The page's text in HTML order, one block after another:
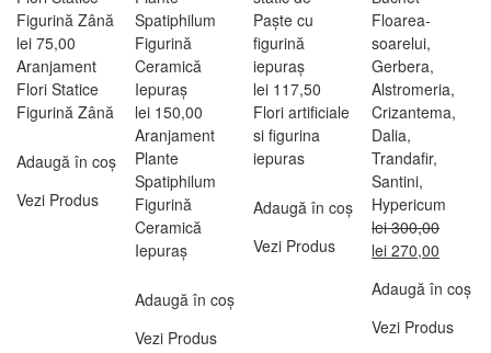
Figurină Zână
lei 75,00
Aranjament
Flori Statice
Figurină Zână
Adaugă în coș
Vezi Produs
Spatiphilum
Figurină
Ceramică
Iepuraș
lei 150,00
Aranjament
Plante
Spatiphilum
Figurină
Ceramică
Iepuraș
Adaugă în coș
Vezi Produs
Paște cu
figurină
iepuraș
lei 117,50
Flori artificiale
si figurina
iepuras
Adaugă în coș
Vezi Produs
Floarea-
soarelui,
Gerbera,
Alstromeria,
Crizantema,
Dalia,
Trandafir,
Santini,
Hypericum
lei300,00
Prețul
a
fost:
lei 300,00.
lei 270,00
este:
Adaugă în coș
Vezi Produs